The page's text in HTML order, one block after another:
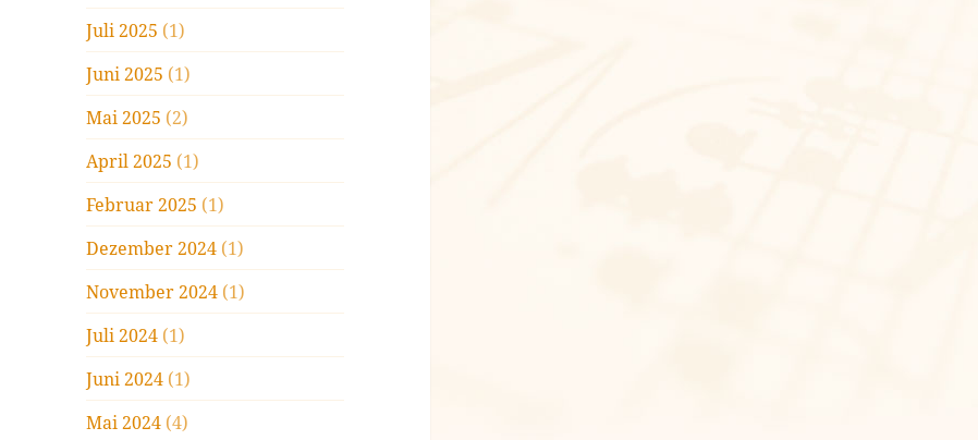
Juli 2025 (1)
Juni 2025 (1)
Mai 2025 (2)
April 2025 (1)
Februar 2025 (1)
Dezember 2024 (1)
November 2024 (1)
Juli 2024 (1)
Juni 2024 (1)
Mai 2024 (4)